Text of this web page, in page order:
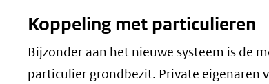
Koppeling met particulieren
Bijzonder aan het nieuwe systeem is de
particulier grondbezit. Private eigenaren